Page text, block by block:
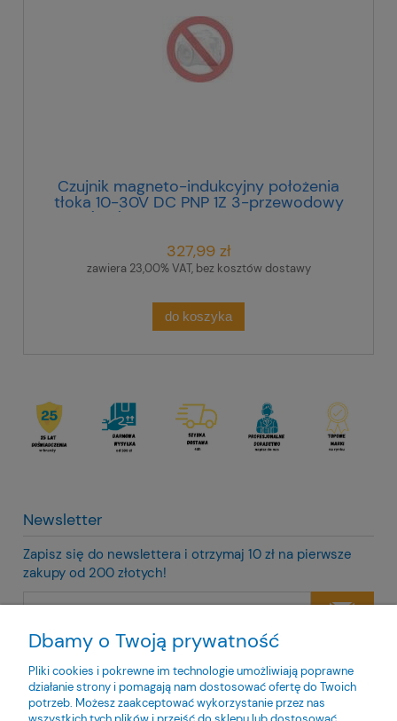
Czujnik magneto-indukcyjny położenia
tłoka 10-30V DC PNP 1Z 3-przewodowy
(2m) BIM-UNT-AP7X 4685740
327,99 zł
zawiera 23,00% VAT, bez kosztów dostawy
do koszyka
Newsletter
Zapisz się do newslettera i otrzymaj 10 zł na pierwsze
zakupy od 200 złotych!
Twoje dane będą przetwarzane zgodnie z nasząpolityką
prywatności
Dbamy o Twoją prywatność
Pliki cookies i pokrewne im technologie umożliwiają poprawne
działanie strony i pomagają nam dostosować ofertę do Twoich
potrzeb. Możesz zaakceptować wykorzystanie przez nas